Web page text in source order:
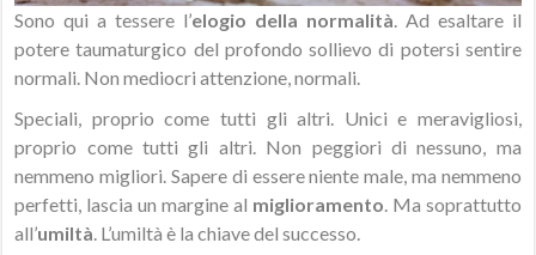
Sono qui a tessere l’elogio della normalità . Ad esaltare il
potere taumaturgico del profondo sollievo di potersi sentire
normali. Non mediocri attenzione, normali.
Speciali, proprio come tutti gli altri. Unici e meravigliosi,
proprio come tutti gli altri. Non peggiori di nessuno, ma
nemmeno migliori. Sapere di essere niente male, ma nemmeno
perfetti, lascia un margine al miglioramento . Ma soprattutto
all’umiltà . L’umiltà è la chiave del successo.